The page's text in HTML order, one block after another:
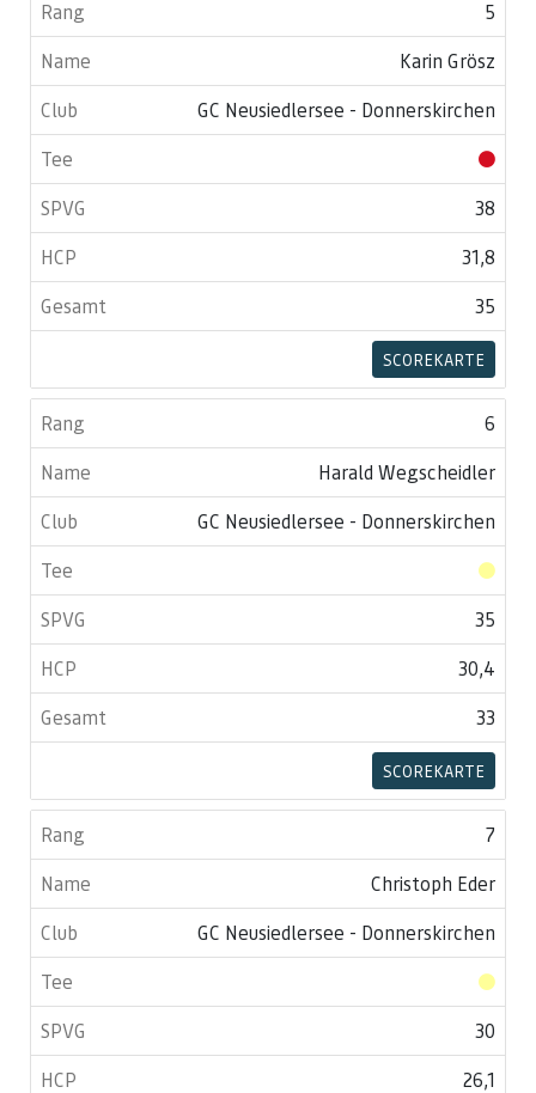
5
Karin Grösz
GC Neusiedlersee - Donnerskirchen
38
31,8
35
SCOREKARTE
6
Harald Wegscheidler
GC Neusiedlersee - Donnerskirchen
35
30,4
33
SCOREKARTE
7
Christoph Eder
GC Neusiedlersee - Donnerskirchen
30
26,1